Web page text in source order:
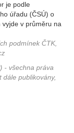
je podle
úřadu (ČSÚ) o
v průměru na
podmínek ČTK,
- všechna práva
dále publikovány,